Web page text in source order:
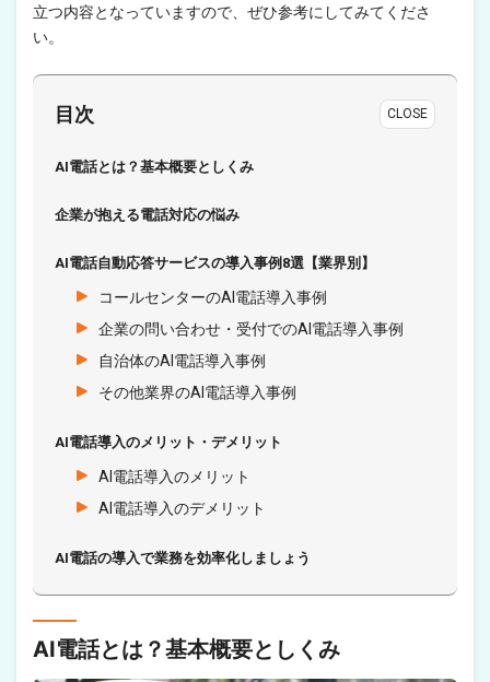
立つ内容となっていますので、ぜひ参考にしてみてくださ
い。
目次 CLOSE
AI電話とは？基本概要としくみ
企業が抱える電話対応の悩み
AI電話自動応答サービスの導入事例8選【業界別】
コールセンターのAI電話導入事例
企業の問い合わせ・受付でのAI電話導入事例
自治体のAI電話導入事例
その他業界のAI電話導入事例
AI電話導入のメリット・デメリット
AI電話導入のメリット
AI電話導入のデメリット
AI電話の導入で業務を効率化しましょう
AI電話とは？基本概要としくみ